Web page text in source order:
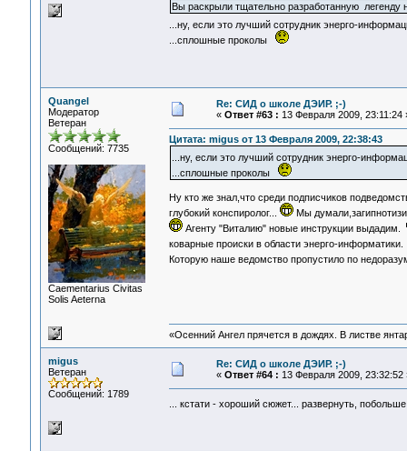
Вы раскрыли тщательно разработанную легенду
...ну, если это лучший сотрудник энерго-
...сплошные проколы
Quangel
Модератор
Ветеран
Сообщений: 7735
Сaementarius Civitas
Solis Aeterna
Re: СИД о школе ДЭИР. ;-)
« Ответ #63 : 13 Февраля 2009, 23:11:24
Цитата: migus от 13 Февраля 2009, 22:38:43
...ну, если это лучший сотрудник энерго-
...сплошные проколы
Ну кто же знал,что среди подписчиков
глубокий конспиролог...
Мы
Агенту "Виталию" новые инструкции выдадим.
коварные происки в области энерго-
Которую наше ведомство пропустило по
«Осенний Ангел прячется в дождях. В листве
migus
Ветеран
Сообщений: 1789
Re: СИД о школе ДЭИР. ;-)
« Ответ #64 : 13 Февраля 2009, 23:32:52
... кстати - хороший сюжет... развернуть,